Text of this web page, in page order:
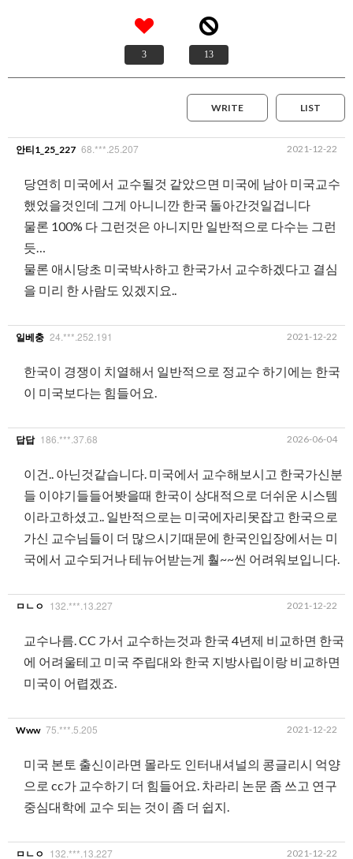
3 13
LIST
WRITE
안티1_25_227 68.***.25.207 2021-12-22
당연히 미국에서 교수될것 같았으면 미국에 남아 미국교수
했었을것인데 그게 아니니깐 한국 돌아간것일겁니다
물론 100% 다 그런것은 아니지만 일반적으로 다수는 그런
듯…
물론 애시당초 미국박사하고 한국가서 교수하겠다고 결심
을 미리 한 사람도 있겠지요..
일베충 24.***.252.191 2021-12-22
한국이 경쟁이 치열해서 일반적으로 정교수 하기에는 한국
이 미국보다는 힘들어요.
답답 186.***.37.68 2026-06-04
이건.. 아닌것같습니다. 미국에서 교수해보시고 한국가신분
들 이야기들들어봣을때 한국이 상대적으로 더쉬운 시스템
이라고하셨고.. 일반적으로는 미국에자리못잡고 한국으로
가신 교수님들이 더 많으시기때문에 한국인입장에서는 미
국에서 교수되거나 테뉴어받는게 훨~~씬 어려워보입니다.
ㅁㄴㅇ 132.***.13.227 2021-12-22
교수나름. CC 가서 교수하는것과 한국 4년제 비교하면 한국
에 어려울테고 미국 주립대와 한국 지방사립이랑 비교하면
미국이 어렵겠죠.
Www 75.***.5.205 2021-12-22
미국 본토 출신이라면 몰라도 인터내셔널의 콩글리시 억양
으로 cc가 교수하기 더 힘들어요. 차라리 논문 좀 쓰고 연구
중심대학에 교수 되는 것이 좀 더 쉽지.
ㅁㄴㅇ 132.***.13.227 2021-12-22